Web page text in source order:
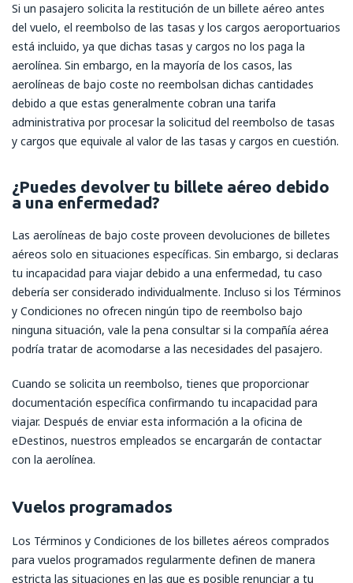
Si un pasajero solicita la restitución de un billete aéreo antes
del vuelo, el reembolso de las tasas y los cargos aeroportuarios
está incluido, ya que dichas tasas y cargos no los paga la
aerolínea. Sin embargo, en la mayoría de los casos, las
aerolíneas de bajo coste no reembolsan dichas cantidades
debido a que estas generalmente cobran una tarifa
administrativa por procesar la solicitud del reembolso de tasas
y cargos que equivale al valor de las tasas y cargos en cuestión.
¿Puedes devolver tu billete aéreo debido
a una enfermedad?
Las aerolíneas de bajo coste proveen devoluciones de billetes
aéreos solo en situaciones específicas. Sin embargo, si declaras
tu incapacidad para viajar debido a una enfermedad, tu caso
debería ser considerado individualmente. Incluso si los Términos
y Condiciones no ofrecen ningún tipo de reembolso bajo
ninguna situación, vale la pena consultar si la compañía aérea
podría tratar de acomodarse a las necesidades del pasajero.
Cuando se solicita un reembolso, tienes que proporcionar
documentación específica confirmando tu incapacidad para
viajar. Después de enviar esta información a la oficina de
eDestinos, nuestros empleados se encargarán de contactar
con la aerolínea.
Vuelos programados
Los Términos y Condiciones de los billetes aéreos comprados
para vuelos programados regularmente definen de manera
estricta las situaciones en las que es posible renunciar a tu